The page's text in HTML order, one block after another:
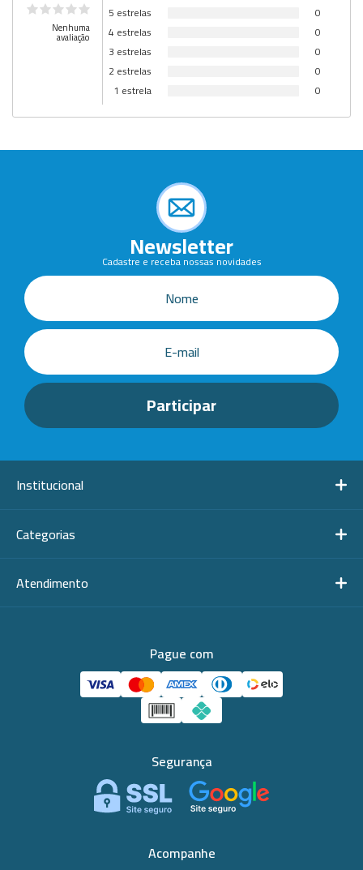
Nenhuma
avaliação
5 estrelas
0
4 estrelas
0
3 estrelas
0
2 estrelas
0
1 estrela
0
Newsletter
Cadastre e receba nossas novidades
Institucional
Categorias
Atendimento
Pague com
Segurança
Acompanhe